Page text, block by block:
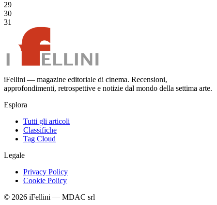
29
30
31
iFellini — magazine editoriale di cinema. Recensioni,
approfondimenti, retrospettive e notizie dal mondo della settima arte.
Esplora
Tutti gli articoli
Classifiche
Tag Cloud
Legale
Privacy Policy
Cookie Policy
© 2026 iFellini — MDAC srl